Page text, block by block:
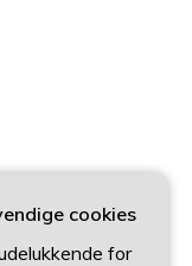
cookies
for